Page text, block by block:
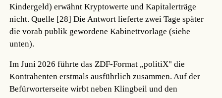
Kindergeld) erwähnt Kryptowerte und Kapitalerträge
nicht.Quelle [28] Die Antwort lieferte zwei Tage später
die vorab publik gewordene Kabinettvorlage (siehe
unten).
Im Juni 2026 führte das ZDF-Format „politiX" die
Kontrahenten erstmals ausführlich zusammen. Auf der
Befürworterseite wirbt neben Klingbeil und den